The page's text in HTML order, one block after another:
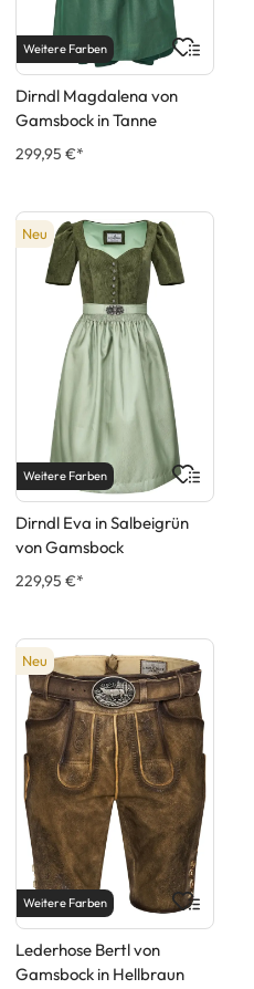
Weitere Farben
Dirndl Magdalena von
Gamsbock in Tanne
299,95 €*
Neu
Weitere Farben
Dirndl Eva in Salbeigrün
von Gamsbock
229,95 €*
Neu
Weitere Farben
Lederhose Bertl von
Gamsbock in Hellbraun